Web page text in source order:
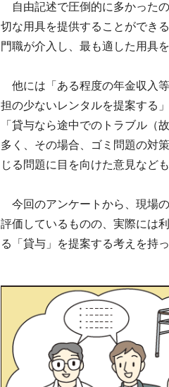
自由記述で圧倒的に多かった
切な用具を提供することができ
門職が介入し、最も適した用具
他には「ある程度の年金収入
担の少ないレンタルを提案する
「貸与なら途中でのトラブル（
多く、その場合、ゴミ問題の対
じる問題に目を向けた意見など
今回のアンケートから、現場
評価しているものの、実際には
る「貸与」を提案する考えを持